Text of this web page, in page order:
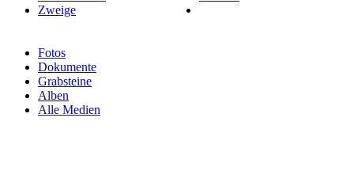
Fotos
Dokumente
Grabsteine
Alben
Alle Medien
Zweige